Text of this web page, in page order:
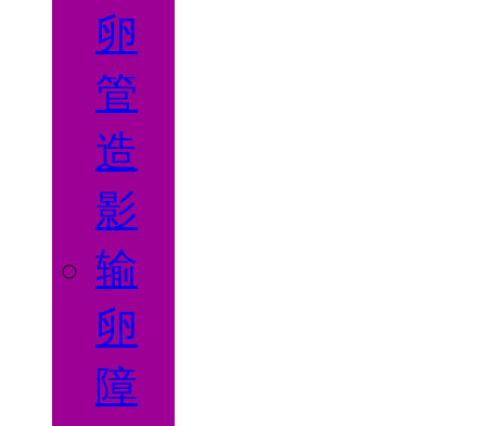
卵
管
造
影
输
卵
障